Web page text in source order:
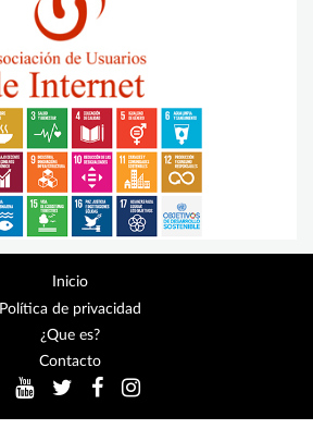
Inicio
Política de privacidad
¿Que es?
Contacto